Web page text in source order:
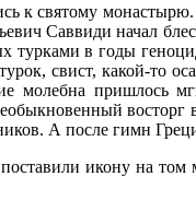
к святому
Саввиди начал
турками в годы
свист, какой-то
молебна
А после гимн
икону на том